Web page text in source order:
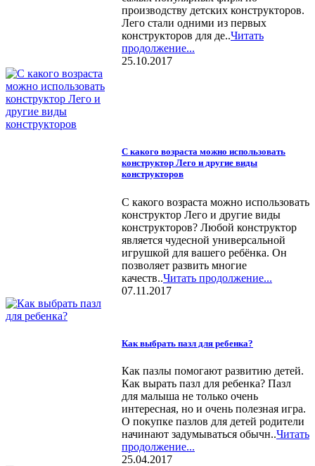
производству детских конструкторов.
Лего стали одними из первых
конструкторов для де..Читать
продолжение...
25.10.2017
С какого возраста можно использовать
конструктор Лего и другие виды
конструкторов
С какого возраста можно использовать
конструктор Лего и другие виды
конструкторов? Любой конструктор
является чудесной универсальной
игрушкой для вашего ребёнка. Он
позволяет развить многие
качеств..Читать продолжение...
07.11.2017
Как выбрать пазл для ребенка?
Как пазлы помогают развитию детей.
Как вырать пазл для ребенка? Пазл
для малыша не только очень
интересная, но и очень полезная игра.
О покупке пазлов для детей родители
начинают задумываться обычн..Читать
продолжение...
25.04.2017